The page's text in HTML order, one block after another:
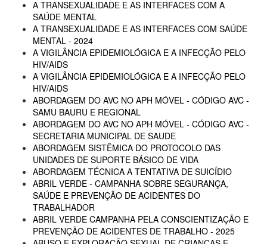
A TRANSEXUALIDADE E AS INTERFACES COM A
SAÚDE MENTAL
A TRANSEXUALIDADE E AS INTERFACES COM SAÚDE
MENTAL - 2024
A VIGILÂNCIA EPIDEMIOLÓGICA E A INFECÇÃO PELO
HIV/AIDS
A VIGILÂNCIA EPIDEMIOLÓGICA E A INFECÇÃO PELO
HIV/AIDS
ABORDAGEM DO AVC NO APH MÓVEL - CÓDIGO AVC -
SAMU BAURU E REGIONAL
ABORDAGEM DO AVC NO APH MÓVEL - CÓDIGO AVC -
SECRETARIA MUNICIPAL DE SAUDE
ABORDAGEM SISTÊMICA DO PROTOCOLO DAS
UNIDADES DE SUPORTE BÁSICO DE VIDA
ABORDAGEM TÉCNICA A TENTATIVA DE SUICÍDIO
ABRIL VERDE - CAMPANHA SOBRE SEGURANÇA,
SAÚDE E PREVENÇÃO DE ACIDENTES DO
TRABALHADOR
ABRIL VERDE CAMPANHA PELA CONSCIENTIZAÇÃO E
PREVENÇÃO DE ACIDENTES DE TRABALHO - 2025